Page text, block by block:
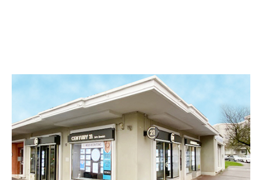
CENTURY 21 Art-Immo
19 Place des Arts
MAUBEUGE - 59600
Envoyer un message